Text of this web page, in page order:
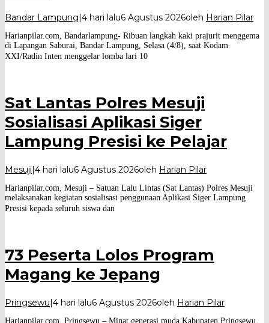
Bandar Lampung|4 hari lalu6 Agustus 2026oleh Harian Pilar
Harianpilar.com, Bandarlampung- Ribuan langkah kaki prajurit menggema
di Lapangan Saburai, Bandar Lampung, Selasa (4/8), saat Kodam
XXI/Radin Inten menggelar lomba lari 10
Sat Lantas Polres Mesuji
Sosialisasi Aplikasi Siger
Lampung Presisi ke Pelajar
Mesuji|4 hari lalu6 Agustus 2026oleh Harian Pilar
Harianpilar.com, Mesuji – Satuan Lalu Lintas (Sat Lantas) Polres Mesuji
melaksanakan kegiatan sosialisasi penggunaan Aplikasi Siger Lampung
Presisi kepada seluruh siswa dan
73 Peserta Lolos Program
Magang ke Jepang
Pringsewu|4 hari lalu6 Agustus 2026oleh Harian Pilar
Harianpilar.com, Pringsewu – Minat generasi muda Kabupaten Pringsewu